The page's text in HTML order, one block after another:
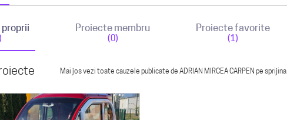
proprii Proiecte membru
(0)
Proiecte favorite
(1)
Mai jos vezi toate cauzele publicate de ADRIAN MIRCEA CARPEN pe